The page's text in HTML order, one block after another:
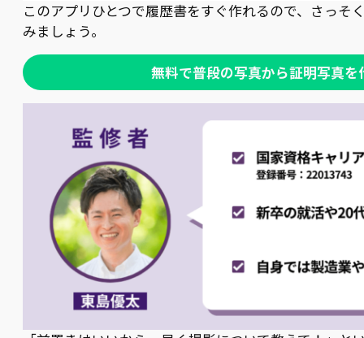
このアプリひとつで履歴書をすぐ作れるので、さっそ
みましょう。
無料で普段の写真から証明写真を